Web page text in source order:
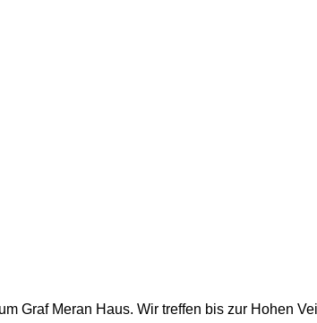
Graf Meran Haus. Wir treffen bis zur Hohen